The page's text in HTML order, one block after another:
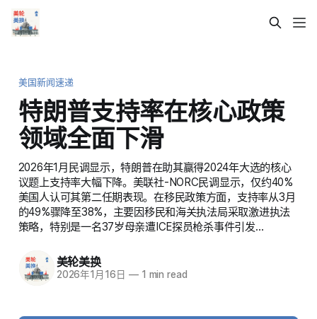
美国新闻速递
特朗普支持率在核心政策
领域全面下滑
2026年1月民调显示，特朗普在助其赢得2024年大选的核心
议题上支持率大幅下降。美联社-NORC民调显示，仅约40%
美国人认可其第二任期表现。在移民政策方面，支持率从3月
的49%骤降至38%，主要因移民和海关执法局采取激进执法
策略，特别是一名37岁母亲遭ICE探员枪杀事件引发…
美轮美换
2026年1月16日 —1 min read